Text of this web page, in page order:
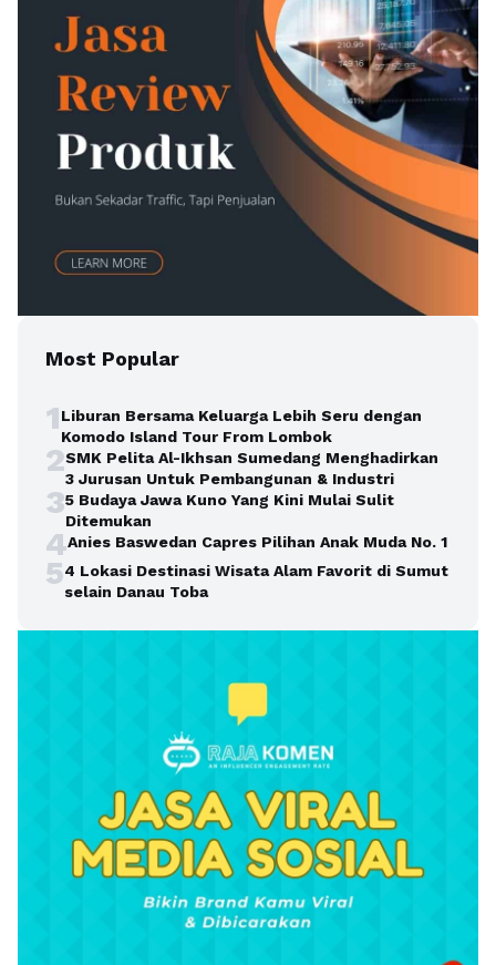
Most Popular
1Liburan Bersama Keluarga Lebih Seru dengan
Komodo Island Tour From Lombok
2SMK Pelita Al-Ikhsan Sumedang Menghadirkan
3 Jurusan Untuk Pembangunan & Industri
35 Budaya Jawa Kuno Yang Kini Mulai Sulit
Ditemukan
4Anies Baswedan Capres Pilihan Anak Muda No. 1
54 Lokasi Destinasi Wisata Alam Favorit di Sumut
selain Danau Toba